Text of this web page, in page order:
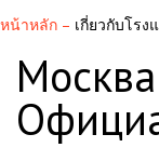
หน้าหลัก – เกี่ยวกับโรง